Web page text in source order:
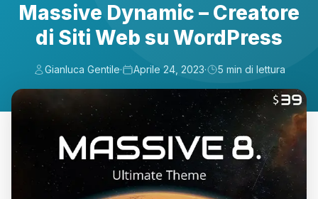
Massive Dynamic – Creatore
di Siti Web su WordPress
Gianluca Gentile· Aprile 24, 2023· 5 min di lettura